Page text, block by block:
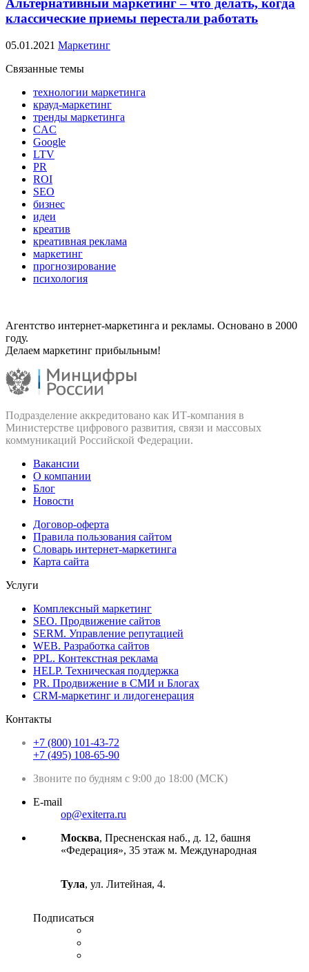
Альтернативный маркетинг – что делать, когда
классические приемы перестали работать
05.01.2021 Маркетинг
Связанные темы
технологии маркетинга
крауд-маркетинг
тренды маркетинга
CAC
Google
LTV
PR
ROI
SEO
бизнес
идеи
креатив
креативная реклама
маркетинг
прогнозирование
психология
Агентство интернет-маркетинга и рекламы. Основано в 2000
году.
Делаем маркетинг прибыльным!
Подразделение аккредитовано как ИТ‑компания в
Министерстве цифрового развития, связи и массовых
коммуникаций Российской Федерации.
Вакансии
О компании
Блог
Новости
Договор-оферта
Правила пользования сайтом
Словарь интернет-маркетинга
Карта сайта
Услуги
Комплексный маркетинг
SEO. Продвижение сайтов
SERM. Управление репутацией
WEB. Разработка сайтов
PPL. Контекстная реклама
HELP. Техническая поддержка
PR. Продвижение в СМИ и Блогах
CRM-маркетинг и лидогенерация
Контакты
+7 (800) 101-43-72
+7 (495) 108-65-90
Звоните по будням с 9:00 до 18:00 (МСК)
E-mail
op@exiterra.ru
Москва, Пресненская наб., д. 12, башня
«Федерация», 35 этаж м. Международная
Тула, ул. Литейная, 4.
Подписаться